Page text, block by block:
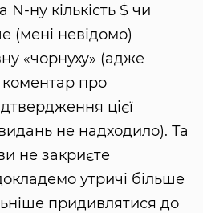
N-ну кількість $ чи
(мені невідомо)
«чорнуху» (адже
про
цієї
не надходило). Та
не закриєте
утричі більше
придивлятися до